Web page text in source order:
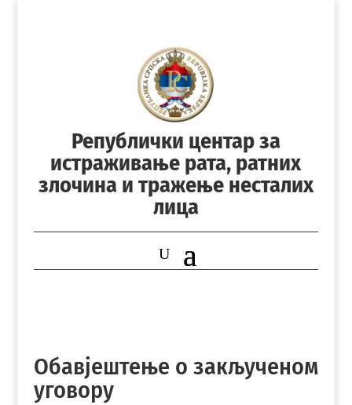
Републички центар за
истраживање рата, ратних
злочина и тражење несталих
лица
Обавјештење о закљученом
уговору